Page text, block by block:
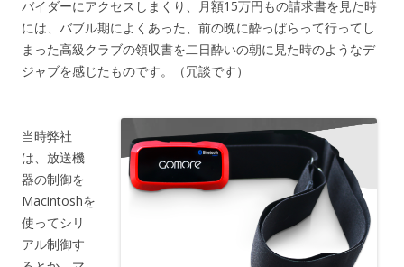
バイダーにアクセスしまくり、月額15万円もの請求書を見た時
には、バブル期によくあった、前の晩に酔っぱらって行ってし
まった高級クラブの領収書を二日酔いの朝に見た時のようなデ
ジャブを感じたものです。（冗談です）
当時弊社
は、放送機
器の制御を
Macintoshを
使ってシリ
アル制御す